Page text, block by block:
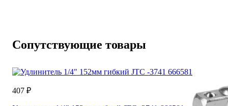
Сопутствующие товары
407 ₽